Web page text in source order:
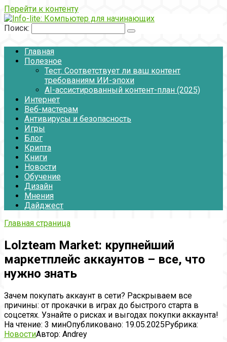
Перейти к контенту
Поиск:
Главная
Полезное
Тест: Соответствует ли ваш контент
требованиям ИИ-эпохи
AI-ассистированный контент-план (2025)
Интернет
Веб-мастерам
Антивирусы и безопасность
Игры
Блог
Крипта
Книги
Новости
Обучение
Дизайн
Мнения
Дайджест
Главная страница
Lolzteam Market: крупнейший
маркетплейс аккаунтов – все, что
нужно знать
Зачем покупать аккаунт в сети? Раскрываем все
причины: от прокачки в играх до быстрого старта в
соцсетях. Узнайте о рисках и выгодах покупки аккаунта!
На чтение: 3 минОпубликовано: 19.05.2025Рубрика:
НовостиАвтор: Andrey